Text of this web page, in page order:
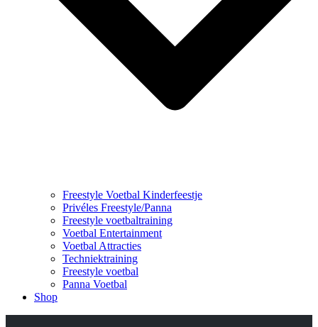
Freestyle Voetbal Kinderfeestje
Privéles Freestyle/Panna
Freestyle voetbaltraining
Voetbal Entertainment
Voetbal Attracties
Techniektraining
Freestyle voetbal
Panna Voetbal
Shop